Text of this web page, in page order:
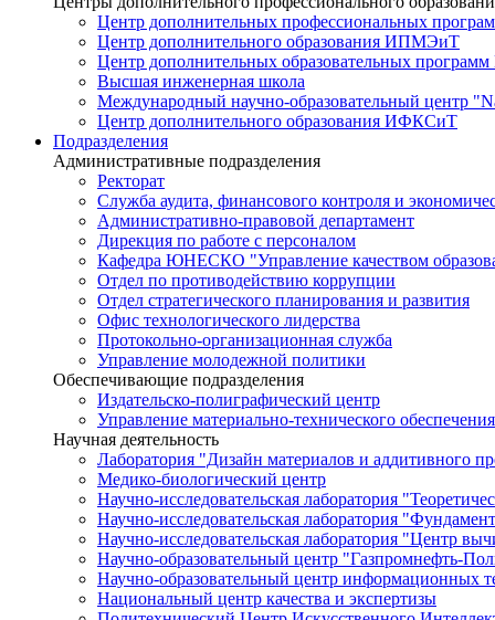
Центр дополнительных профессиональных
Центр дополнительного образования ИПМЭиТ
Центр дополнительных образовательных
Высшая инженерная школа
Международный научно-образовательный центр
Центр дополнительного образования ИФКСиТ
Подразделения
Административные подразделения
Ректорат
Служба аудита, финансового контроля и
Административно-правовой департамент
Дирекция по работе с персоналом
Кафедра ЮНЕСКО "Управление качеством
Отдел по противодействию коррупции
Отдел стратегического планирования и развития
Офис технологического лидерства
Протокольно-организационная служба
Управление молодежной политики
Обеспечивающие подразделения
Издательско-полиграфический центр
Управление материально-технического обеспечения
Научная деятельность
Лаборатория "Дизайн материалов и аддитивного
Медико-биологический центр
Научно-исследовательская лаборатория
Научно-исследовательская лаборатория
Научно-исследовательская лаборатория "Центр
Научно-образовательный центр "Газпромнефть-
Научно-образовательный центр информационных
Национальный центр качества и экспертизы